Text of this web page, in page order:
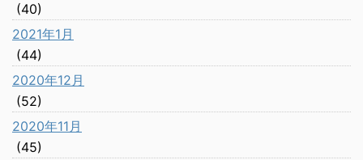
(40)
2021年1月
(44)
2020年12月
(52)
2020年11月
(45)